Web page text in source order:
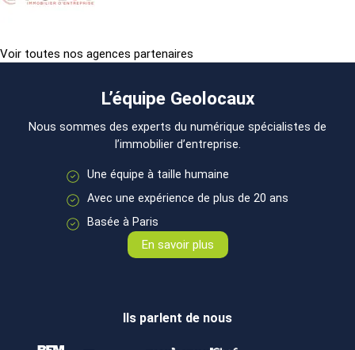
Voir toutes nos agences partenaires
L’équipe Geolocaux
Nous sommes des experts du numérique spécialistes de
l’immobilier d’entreprise.
Une équipe à taille humaine
Avec une expérience de plus de 20 ans
Basée à Paris
En savoir plus
Ils parlent de nous